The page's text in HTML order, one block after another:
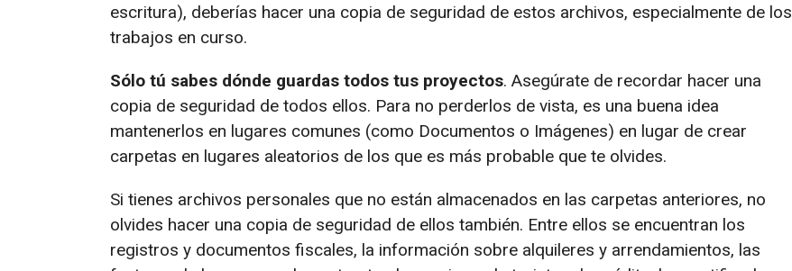
escritura), deberías hacer una copia de seguridad de estos archivos, especialmente de los
trabajos en curso.
Sólo tú sabes dónde guardas todos tus proyectos. Asegúrate de recordar hacer una
copia de seguridad de todos ellos. Para no perderlos de vista, es una buena idea
mantenerlos en lugares comunes (como Documentos o Imágenes) en lugar de crear
carpetas en lugares aleatorios de los que es más probable que te olvides.
Si tienes archivos personales que no están almacenados en las carpetas anteriores, no
olvides hacer una copia de seguridad de ellos también. Entre ellos se encuentran los
registros y documentos fiscales, la información sobre alquileres y arrendamientos, las